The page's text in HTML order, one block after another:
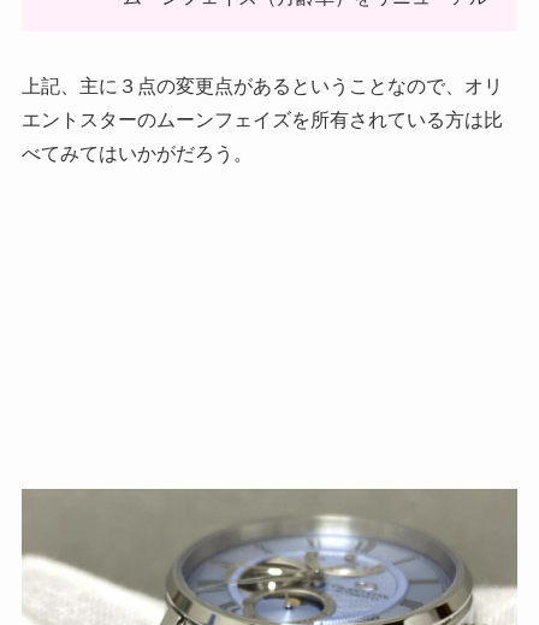
上記、主に３点の変更点があるということなので、オリ
エントスターのムーンフェイズを所有されている方は比
べてみてはいかがだろう。